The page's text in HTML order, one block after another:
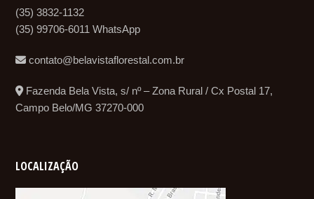
(35) 3832-1132
(35) 99706-6011 WhatsApp
contato@belavistaflorestal.com.br
Fazenda Bela Vista, s/ nº – Zona Rural / Cx Postal 17,
Campo Belo/MG 37270-000
LOCALIZAÇÃO